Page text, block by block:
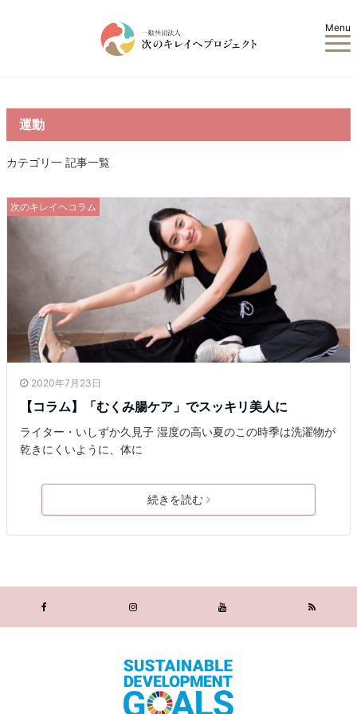
Menu
運動
カテゴリ一 記事一覧
次のキレイヘコラム
2020年7月23日
【コラム】「むくみ腸ケア」でスッキリ美人に
ライター・いしずか久見子 湿度の高い夏のこの時季は洗濯物が
乾きにくいように、体に
続きを読む